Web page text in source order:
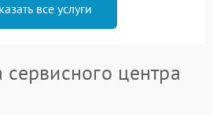
все услуги
центра